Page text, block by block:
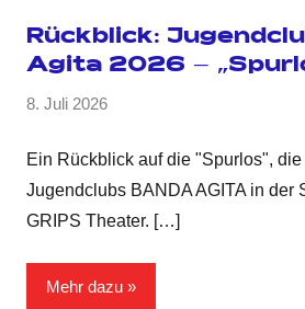
Rückblick:
Agita 2026 –
8. Juli 2026
Ein Rückblick auf die "Spurlos",
Jugendclubs BANDA AGITA in der
GRIPS Theater. […]
Mehr dazu